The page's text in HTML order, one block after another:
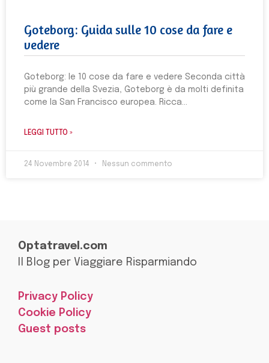
Goteborg: Guida sulle 10 cose da fare e
vedere
Goteborg: le 10 cose da fare e vedere Seconda città
più grande della Svezia, Goteborg è da molti definita
come la San Francisco europea. Ricca
LEGGI TUTTO »
24 Novembre 2014 Nessun commento
Optatravel.com
Il Blog per Viaggiare Risparmiando
Privacy Policy
Cookie Policy
Guest posts